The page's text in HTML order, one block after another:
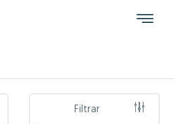
Filtrar